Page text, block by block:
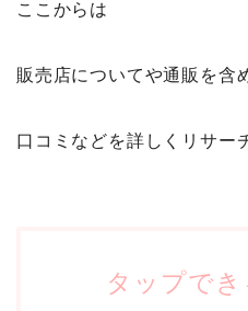
ここからは
販売店についてや通販を含
口コミなどを詳しくリサー
タップで